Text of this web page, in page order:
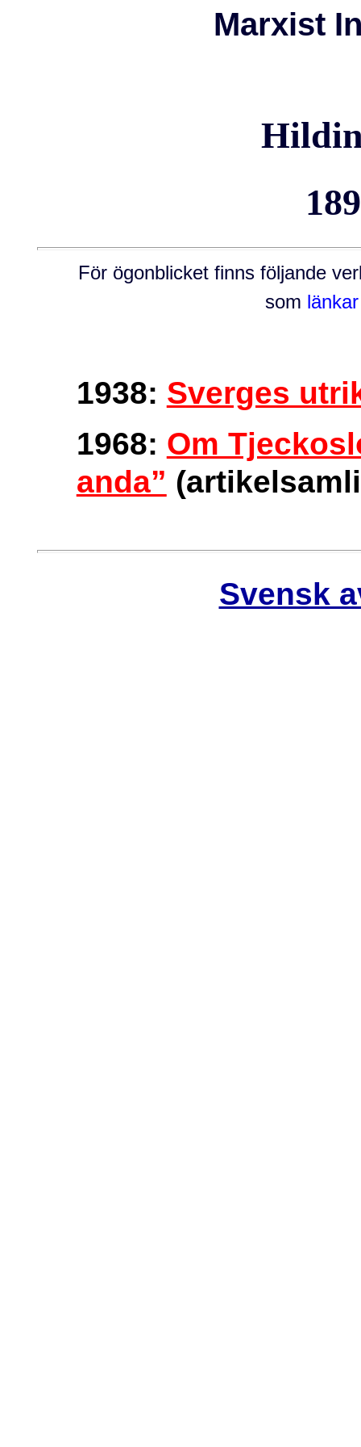
Marxist
För ögonblicket finns följande
som länkar
1938: Sverges
1968: Om
anda”
Svensk